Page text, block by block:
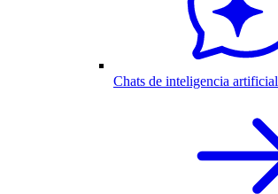
Chats de inteligencia artificial